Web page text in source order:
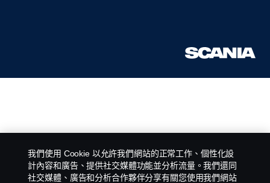
我們使用 Cookie 以允許我們網站的正常工作、個性化設
計內容和廣告、提供社交媒體功能並分析流量。我們還同
社交媒體、廣告和分析合作夥伴分享有關您使用我們網站